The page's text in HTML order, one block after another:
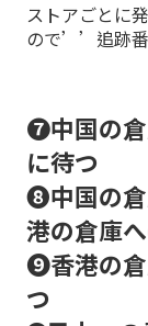
ストアごとに
ので’’追跡
❼中国の
に待つ
❽中国の倉
港の倉庫
❾香港の
つ